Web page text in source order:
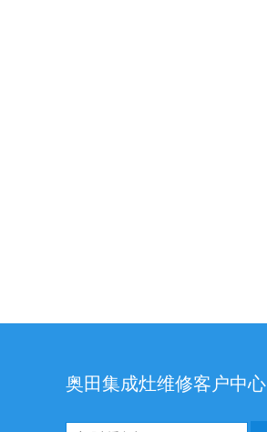
奥田集成灶维修客户中心